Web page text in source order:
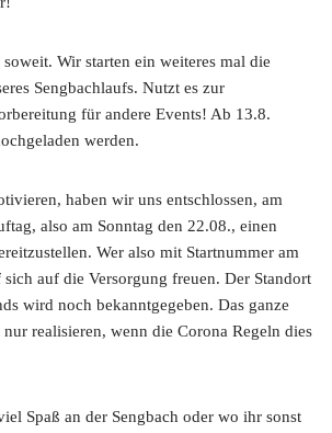
Wir starten ein weiteres mal die
Sengbachlaufs. Nutzt es zur
für andere Events! Ab 13.8.
werden.
haben wir uns entschlossen, am
also am Sonntag den 22.08., einen
Wer also mit Startnummer am
auf die Versorgung freuen. Der Standort
wird noch bekanntgegeben. Das ganze
realisieren, wenn die Corona Regeln dies
Spaß an der Sengbach oder wo ihr sonst